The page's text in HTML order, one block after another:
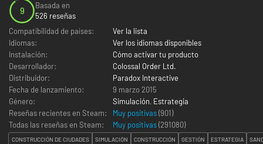
9
Basada en
526 reseñas
Compatibilidad de países:
Ver la lista
Idiomas:
Ver los idiomas disponibles
Instalación:
Cómo activar tu producto
Desarrollador:
Colossal Order Ltd.
Distribuidor:
Paradox Interactive
Fecha de lanzamiento:
9 marzo 2015
Género:
Simulación, Estrategia
Reseñas recientes en Steam:
Muy positivas(901)
Todas las reseñas en Steam:
Muy positivas(291080)
CONSTRUCCIÓN DE CIUDADES SIMULACIÓN CONSTRUCCIÓN GESTIÓN ESTRATEGIA